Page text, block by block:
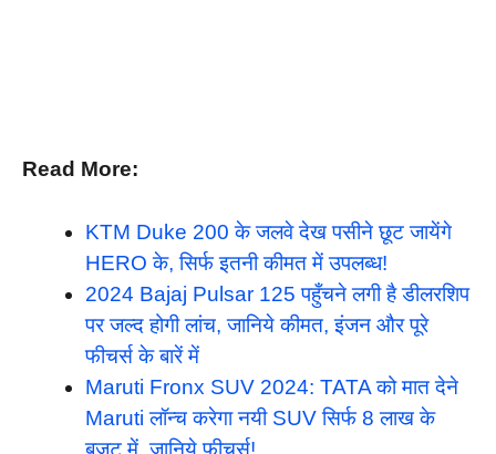
Read More:
KTM Duke 200 के जलवे देख पसीने छूट जायेंगे
HERO के, सिर्फ इतनी कीमत में उपलब्ध!
2024 Bajaj Pulsar 125 पहुँचने लगी है डीलरशिप
पर जल्द होगी लांच, जानिये कीमत, इंजन और पूरे
फीचर्स के बारें में
Maruti Fronx SUV 2024: TATA को मात देने
Maruti लॉन्च करेगा नयी SUV सिर्फ 8 लाख के
बजट में, जानिये फीचर्स!